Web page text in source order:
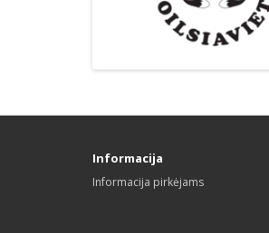
Informacija
Informacija pirkėjams